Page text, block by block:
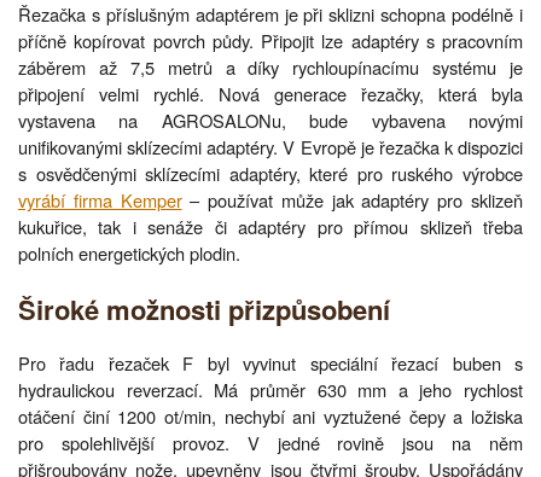
Řezačka s příslušným adaptérem je při sklizni schopna podélně i
příčně kopírovat povrch půdy. Připojit lze adaptéry s pracovním
záběrem až 7,5 metrů a díky rychloupínacímu systému je
připojení velmi rychlé. Nová generace řezačky, která byla
vystavena na AGROSALONu, bude vybavena novými
unifikovanými sklízecími adaptéry. V Evropě je řezačka k dispozici
s osvědčenými sklízecími adaptéry, které pro ruského výrobce
vyrábí firma Kemper– používat může jak adaptéry pro sklizeň
kukuřice, tak i senáže či adaptéry pro přímou sklizeň třeba
polních energetických plodin.
Široké možnosti přizpůsobení
Pro řadu řezaček F byl vyvinut speciální řezací buben s
hydraulickou reverzací. Má průměr 630 mm a jeho rychlost
otáčení činí 1200 ot/min, nechybí ani vyztužené čepy a ložiska
pro spolehlivější provoz. V jedné rovině jsou na něm
přišroubovány nože, upevněny jsou čtyřmi šrouby. Uspořádány